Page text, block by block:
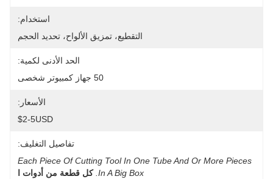
استخدام:
التقطيع، تمزيق الألواح، تحديد الحجم
الحد الأدنى لكمية:
50 جهاز كمبيوتر شخصى
الأسعار:
$2-5USD
تفاصيل التغليف:
Each Piece Of Cutting Tool In One Tube And Or More Pieces
In A Big Box. كل قطعة من أدوات ا